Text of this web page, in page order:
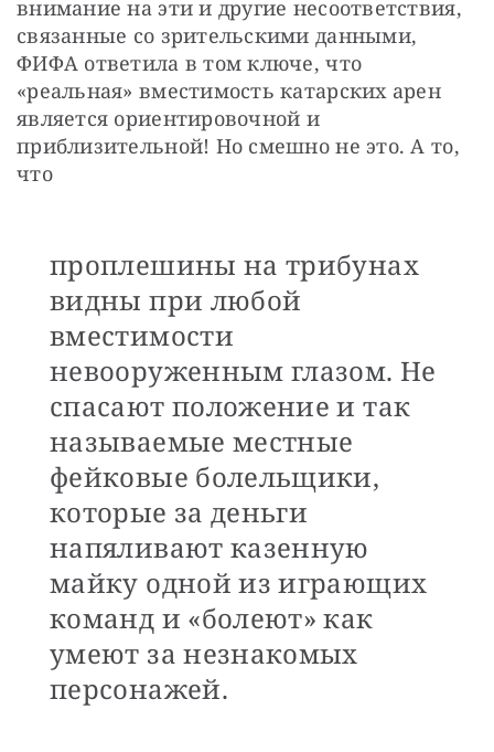
внимание на эти и другие несоответствия,
связанные со зрительскими данными,
ФИФА ответила в том ключе, что
«реальная» вместимость катарских арен
является ориентировочной и
приблизительной! Но смешно не это. А то,
что
проплешины на трибунах
видны при любой
вместимости
невооруженным глазом. Не
спасают положение и так
называемые местные
фейковые болельщики,
которые за деньги
напяливают казенную
майку одной из играющих
команд и «болеют» как
умеют за незнакомых
персонажей.